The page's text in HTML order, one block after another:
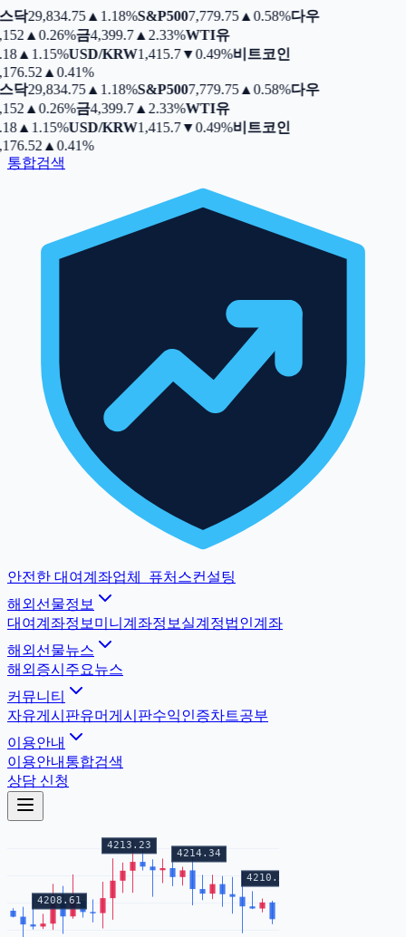
닥29,834.75▲ 1.18%S&P5007,779.75▲0.58%다우
▲0.26%금4,399.7▲ 2.33%WTI유
▲ 1.15%USD/KRW1,415.7▼0.49%비트코인
▲0.41%
닥29,834.75▲ 1.18%S&P5007,779.75▲0.58%다우
▲0.26%금4,399.7▲ 2.33%WTI유
▲ 1.15%USD/KRW1,415.7▼0.49%비트코인
▲0.41%
통합검색
안전한 대여계좌업체
퓨처스컨설팅
해외선물정보
대여계좌정보 미니계좌정보 실계정법인계좌
해외선물뉴스
해외증시 주요뉴스
커뮤니티
자유게시판유머게시판수익인증차트공부
이용안내
이용안내 통합검색
상담 신청